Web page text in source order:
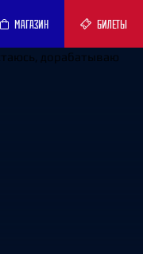
МАГАЗИН БИЛЕТЫ